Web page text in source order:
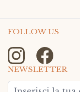
FOLLOW US
NEWSLETTER